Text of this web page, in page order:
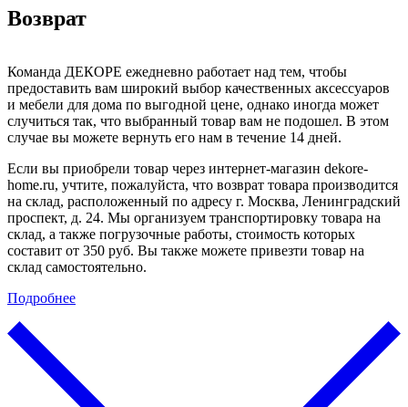
Возврат
Команда ДЕКОРЕ ежедневно работает над тем, чтобы
предоставить вам широкий выбор качественных аксессуаров
и мебели для дома по выгодной цене, однако иногда может
случиться так, что выбранный товар вам не подошел. В этом
случае вы можете вернуть его нам в течение 14 дней.
Если вы приобрели товар через интернет-магазин dekore-
home.ru, учтите, пожалуйста, что возврат товара производится
на склад, расположенный по адресу г. Москва, Ленинградский
проспект, д. 24. Мы организуем транспортировку товара на
склад, а также погрузочные работы, стоимость которых
составит от 350 руб. Вы также можете привезти товар на
склад самостоятельно.
Подробнее